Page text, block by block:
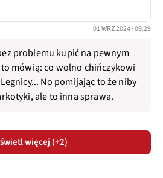
01 WRZ 2024 · 09:29
problemu kupić na pewnym
mówią: co wolno chińczykowi
No pomijając to że niby
ale to inna sprawa.
więcej (+2)